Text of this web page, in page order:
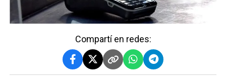
Compartí en redes: